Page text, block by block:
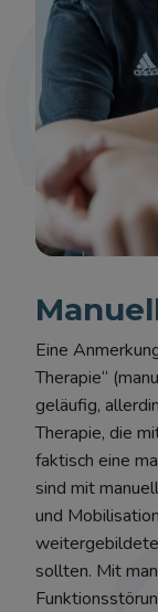
Eine
Therapie“
geläufig,
Therapie, die
faktisch eine
sind mit
und
sollten. Mit